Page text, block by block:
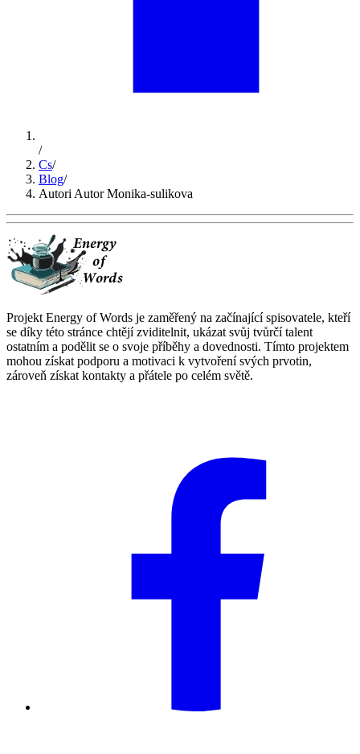
/
Cs/
Blog/
Autori Autor Monika-sulikova
Projekt Energy of Words je zaměřený na začínající spisovatele, kteří
se díky této stránce chtějí zviditelnit, ukázat svůj tvůrčí talent
ostatním a podělit se o svoje příběhy a dovednosti. Tímto projektem
mohou získat podporu a motivaci k vytvoření svých prvotin,
zároveň získat kontakty a přátele po celém světě.